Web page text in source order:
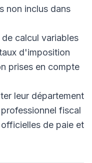
non inclus dans
calcul variables
d'imposition
prises en compte
leur département
fiscal
de paie et